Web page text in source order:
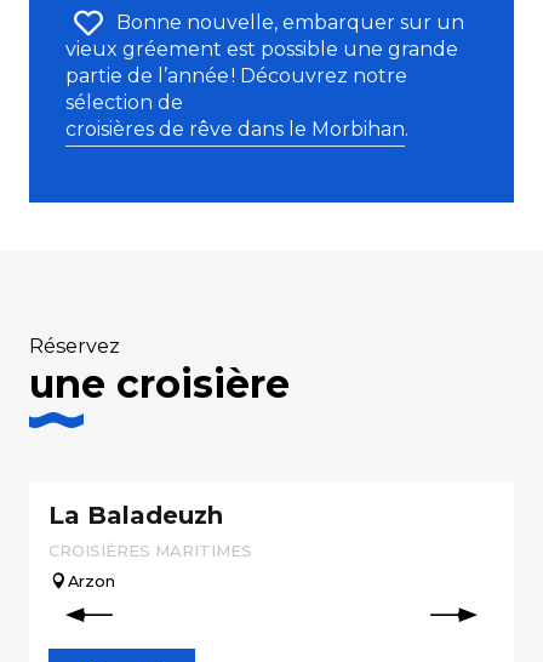
Bonne nouvelle, embarquer sur un
vieux gréement est possible une grande
partie de l’année ! Découvrez notre
sélection de
croisières de rêve dans le Morbihan.
Réservez
une croisière
La Baladeuzh
CROISIÈRES MARITIMES
Arzon